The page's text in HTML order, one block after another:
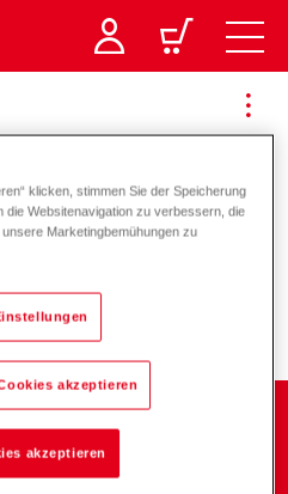
für Energie und
klicken, stimmen Sie der Speicherung
Websitenavigation zu verbessern, die
Marketingbemühungen zu
akzeptieren
akzeptieren